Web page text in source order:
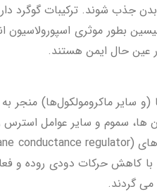
جذب شوند. ترکیبات گوگرد
بطور موثری
در عین حال ایمن هستند.
(و سایر ماکرومولکول‌ها)
سموم و سایر عوامل
با کاهش حرکات دودی روده و
می گردند.